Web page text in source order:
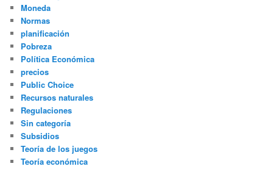
Moneda
Normas
planificación
Pobreza
Política Económica
precios
Public Choice
Recursos naturales
Regulaciones
Sin categoría
Subsidios
Teoría de los juegos
Teoría económica